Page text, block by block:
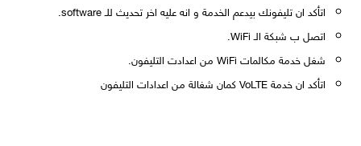
اتأكد ان تليفونك بيدعم الخدمة و انه عليه اخر تحديث للـ software.
اتصل ب شبكة الـ WiFi.
شغل خدمة مكالمات WiFi من اعدادت التليفون.
اتأكد ان خدمة VoLTE كمان شغالة من اعدادات التليفون